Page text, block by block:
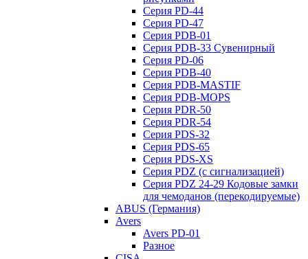
Серия PD-44
Серия PD-47
Серия PDB-01
Серия PDB-33 Сувенирный
Серия PD-06
Серия PDB-40
Серия PDB-MASTIF
Серия PDB-MOPS
Серия PDR-50
Серия PDR-54
Серия PDS-32
Серия PDS-65
Серия PDS-XS
Серия PDZ (с сигнализацией)
Серия PDZ 24-29 Кодовые замки
для чемоданов (перекодируемые)
ABUS (Германия)
Avers
Avers PD-01
Разное